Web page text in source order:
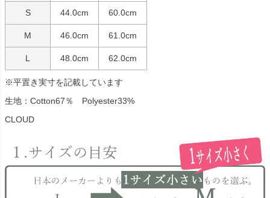
S 44.0cm 60.0cm
M 46.0cm 61.0cm
L 48.0cm 62.0cm
※平置き実寸を記載しています
生地：Cotton67％ Polyester33%
CLOUD